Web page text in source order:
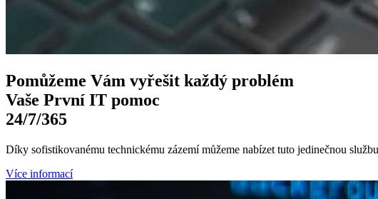
Pomůžeme Vámvyřešit každý problém
Vaše PrvníIT pomoc
24/7/365
Díky sofistikovanému technickému zázemí můžeme nabízet tuto jedinečnou službu.
Více informací